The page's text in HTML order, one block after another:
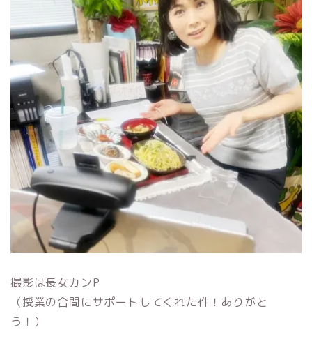
撮影は長女カンP
（授業の合間にサポートしてくれた件！ありがと
う！）